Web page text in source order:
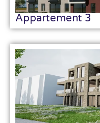
Appartement 3